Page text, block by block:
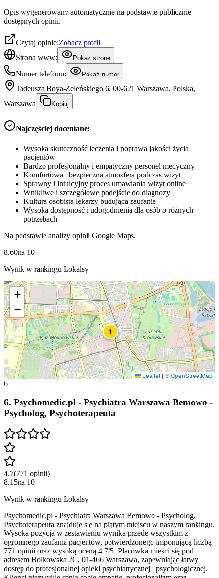
Opis wygenerowany automatycznie na podstawie publicznie
dostępnych opinii.
Czytaj opinie:Zobacz profil
Strona www:
Pokaż stronę
Numer telefonu: Pokaż numer
Tadeusza Boya-Żeleńskiego 6, 00-621 Warszawa, Polska,
Warszawa
Kopiuj
Najczęściej doceniane:
Wysoka skuteczność leczenia i poprawa jakości życia
pacjentów
Bardzo profesjonalny i empatyczny personel medyczny
Komfortowa i bezpieczna atmosfera podczas wizyt
Sprawny i intuicyjny proces umawiania wizyt online
Wnikliwe i szczegółowe podejście do diagnozy
Kultura osobista lekarzy budująca zaufanie
Wysoka dostępność i udogodnienia dla osób o różnych
potrzebach
Na podstawie analizy opinii Google Maps.
8.60na 10
Wynik w rankingu Lokalsy
1
+
−
Leaflet | ©OpenStreetMap
6
6. Psychomedic.pl - Psychiatra Warszawa Bemowo -
Psycholog, Psychoterapeuta
4.7(771 opinii)
8.15na 10
Wynik w rankingu Lokalsy
Psychomedic.pl - Psychiatra Warszawa Bemowo - Psycholog,
Psychoterapeuta znajduje się na piątym miejscu w naszym rankingu.
Wysoka pozycja w zestawieniu wynika przede wszystkim z
ogromnego zaufania pacjentów, potwierdzonego imponującą liczbą
771 opinii oraz wysoką oceną 4.7/5. Placówka mieści się pod
adresem Bolkowska 2C, 01-466 Warszawa, zapewniając łatwy
dostęp do profesjonalnej opieki psychiatrycznej i psychologicznej.